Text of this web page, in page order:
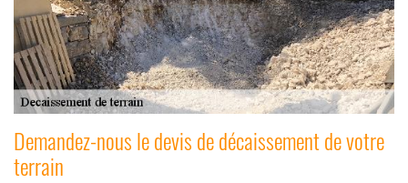
Demandez-nous le devis de décaissement de votre
terrain